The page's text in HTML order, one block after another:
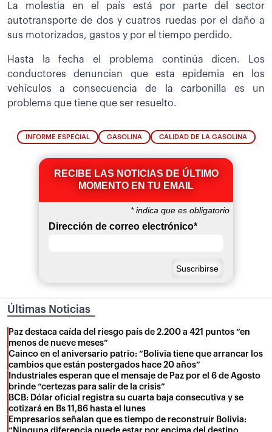
La molestia en el país está por parte del sector
autotransporte de dos y cuatros ruedas por el daño a
sus motorizados, gastos y por el tiempo perdido.
Hasta la fecha el problema continúa dicen. Los
conductores denuncian que esta epidemia en los
vehículos a consecuencia de la carbonilla es un
problema que tiene que ser resuelto.
INFORME ESPECIAL GASOLINA CALIDAD DE LA GASOLINA
RECIBE LAS NOTICIAS DE ÚLTIMO
MOMENTO EN TU EMAIL
*indica que es obligatorio
Dirección de correo electrónico*
Últimas Noticias
Paz destaca caída del riesgo país de 2.200 a 421 puntos “en
menos de nueve meses”
Cainco en el aniversario patrio: “Bolivia tiene que arrancar los
cambios que están postergados hace 20 años”
Industriales esperan que el mensaje de Paz por el 6 de Agosto
brinde “certezas para salir de la crisis”
BCB: Dólar oficial registra su cuarta baja consecutiva y se
cotizará en Bs 11,86 hasta el lunes
Empresarios señalan que es tiempo de reconstruir Bolivia: